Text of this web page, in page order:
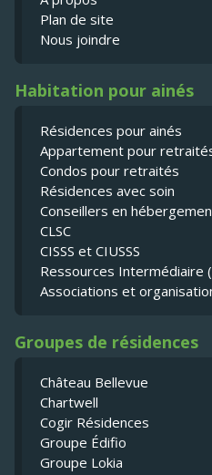
Plan de site
Nous joindre
Habitation pour ainés
Résidences pour ainés
Appartement pour
Condos pour retraités
Résidences avec soin
Conseillers en
CLSC
CISSS et CIUSSS
Ressources Intermédiaire
Associations et
Groupes de résidences
Château Bellevue
Chartwell
Cogir Résidences
Groupe Édifio
Groupe Lokia